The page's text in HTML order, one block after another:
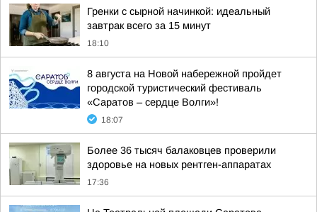
Гренки с сырной начинкой: идеальный
завтрак всего за 15 минут
18:10
8 августа на Новой набережной пройдет
городской туристический фестиваль
«Саратов – сердце Волги»!
18:07
Более 36 тысяч балаковцев проверили
здоровье на новых рентген-аппаратах
17:36